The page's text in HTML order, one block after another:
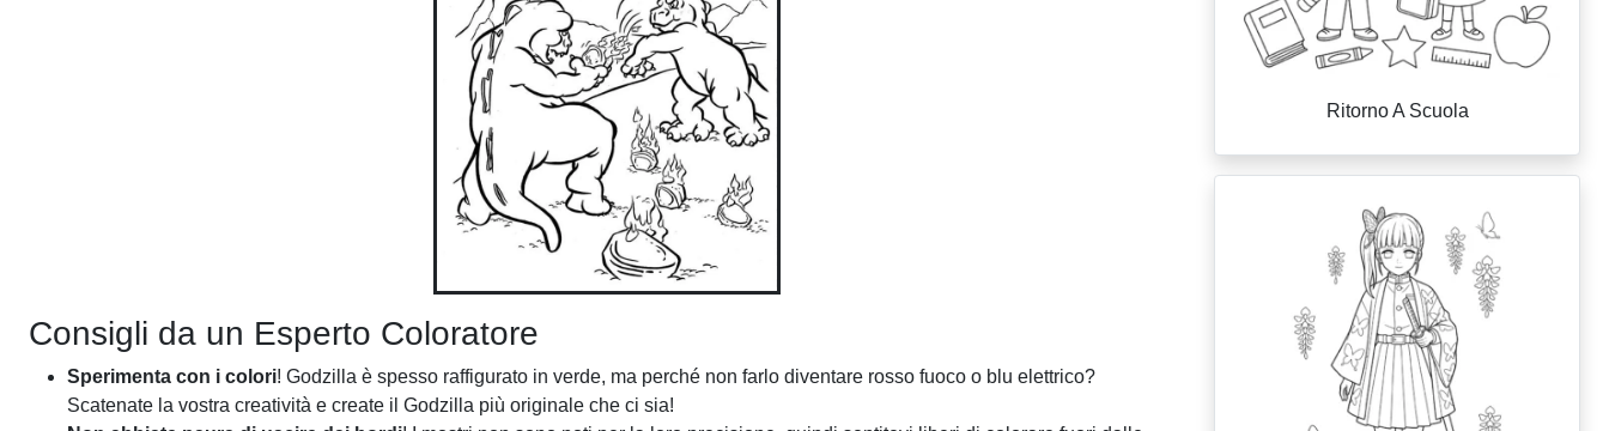
Consigli da un Esperto Coloratore
Sperimenta con i colori! Godzilla è spesso raffigurato in verde, ma perché non farlo diventare rosso fuoco o blu elettrico?
Scatenate la vostra creatività e create il Godzilla più originale che ci sia!
Ritorno A Scuola